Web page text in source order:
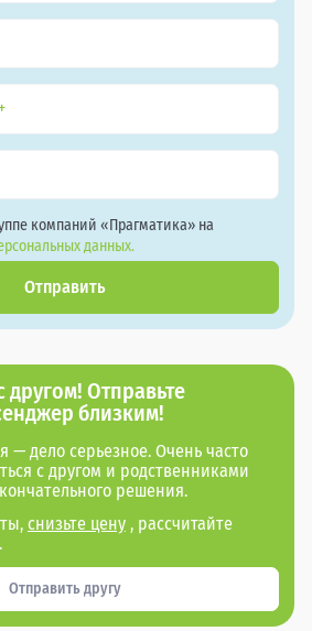
компаний «Прагматика» на
данных.
Отправить
другом! Отправьте
близким!
— дело серьезное. Очень часто
с другом и родственниками
решения.
снизьте цену , рассчитайте
Отправить другу